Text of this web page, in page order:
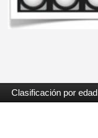
Clasificación por edad